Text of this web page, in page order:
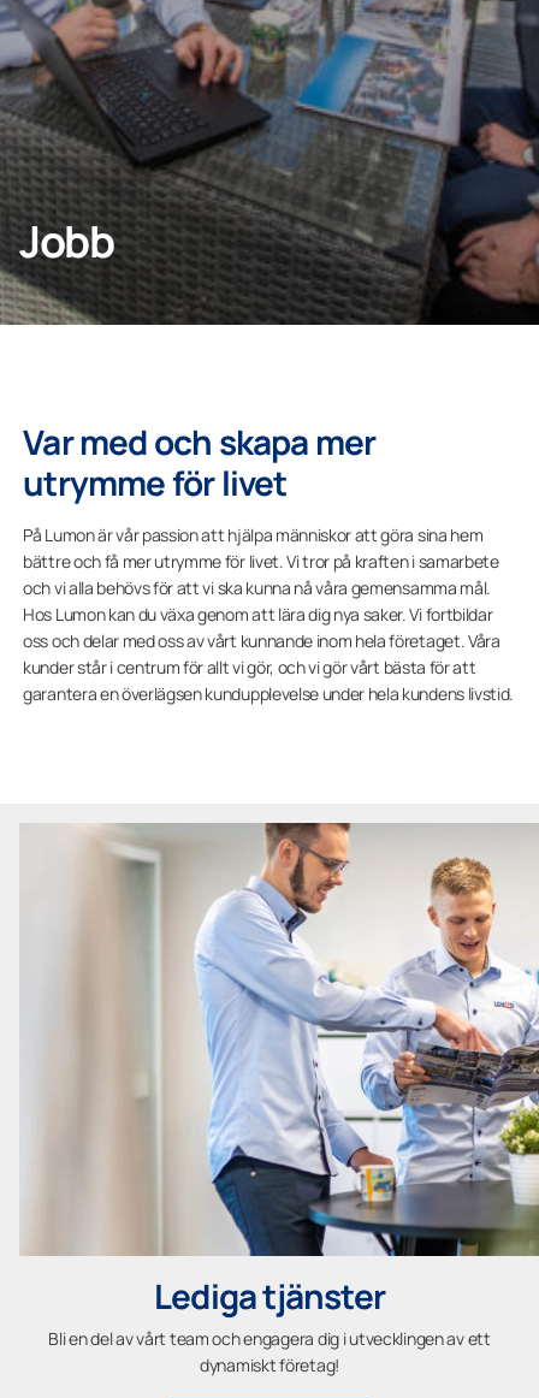
Privatperson
Företagskund
KONTAKTA OSS
Jobb
Var med och skapa mer
utrymme för livet
På Lumon är vår passion att hjälpa människor att göra sina hem
bättre och få mer utrymme för livet. Vi tror på kraften i samarbete
och vi alla behövs för att vi ska kunna nå våra gemensamma mål.
Hos Lumon kan du växa genom att lära dig nya saker. Vi fortbildar
oss och delar med oss ​​av vårt kunnande inom hela företaget. Våra
kunder står i centrum för allt vi gör, och vi gör vårt bästa för att
garantera en överlägsen kundupplevelse under hela kundens livstid.
Lediga tjänster
Bli en del av vårt team och engagera dig i utvecklingen av ett
dynamiskt företag!